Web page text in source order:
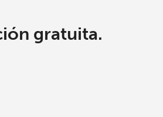
gratuita.